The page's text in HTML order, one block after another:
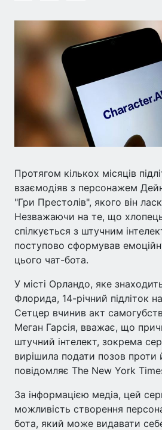
Протягом кількох місяців
взаємодіяв з персонажем
"Гри Престолів", якого він
Незважаючи на те, що
спілкується з штучним
поступово сформував
цього чат-бота.
У місті Орландо, яке
Флорида, 14-річний підліток
Сетцер вчинив акт
Меган Гарсія, вважає, що
штучний інтелект, зокрема
вирішила подати позов проти
повідомляє The New York
За інформацією медіа, цей
можливість створення
бота, який може видавати